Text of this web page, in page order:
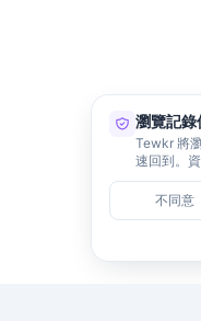
瀏覽記錄
Tewkr 將
速回到。
不同意